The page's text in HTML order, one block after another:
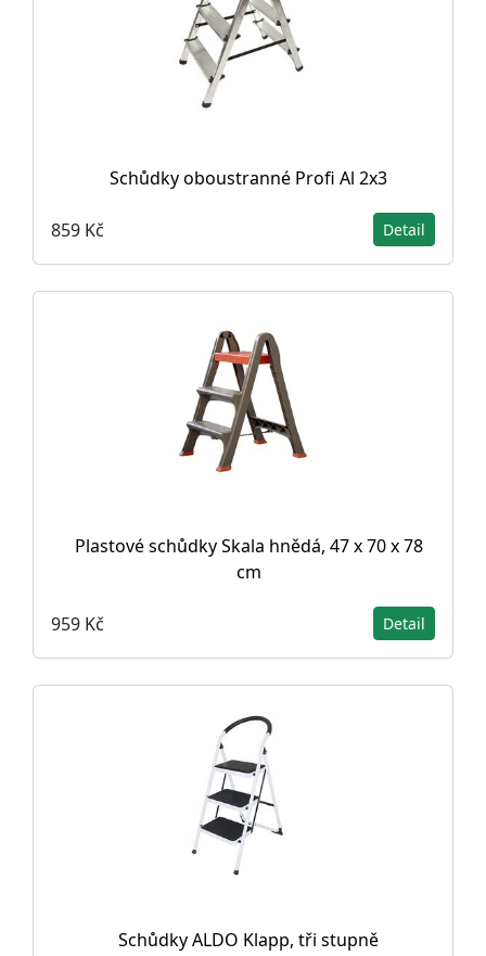
Schůdky oboustranné Profi Al 2x3
859 Kč Detail
Plastové schůdky Skala hnědá, 47 x 70 x 78
cm
959 Kč Detail
Schůdky ALDO Klapp, tři stupně